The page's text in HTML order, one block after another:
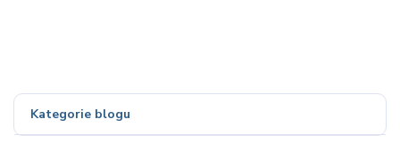
Kategorie blogu